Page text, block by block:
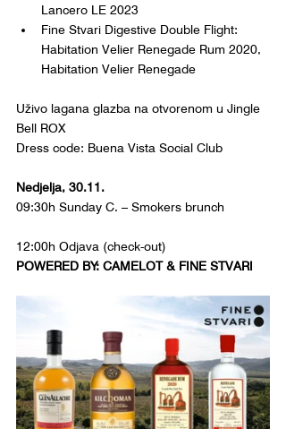
Lancero LE 2023
Fine Stvari Digestive Double Flight:
Habitation Velier Renegade Rum 2020,
Habitation Velier Renegade
Uživo lagana glazba na otvorenom u Jingle
Bell ROX
Dress code: Buena Vista Social Club
Nedjelja, 30.11.
09:30h Sunday C. – Smokers brunch
12:00h Odjava (check-out)
POWERED BY: CAMELOT & FINE STVARI